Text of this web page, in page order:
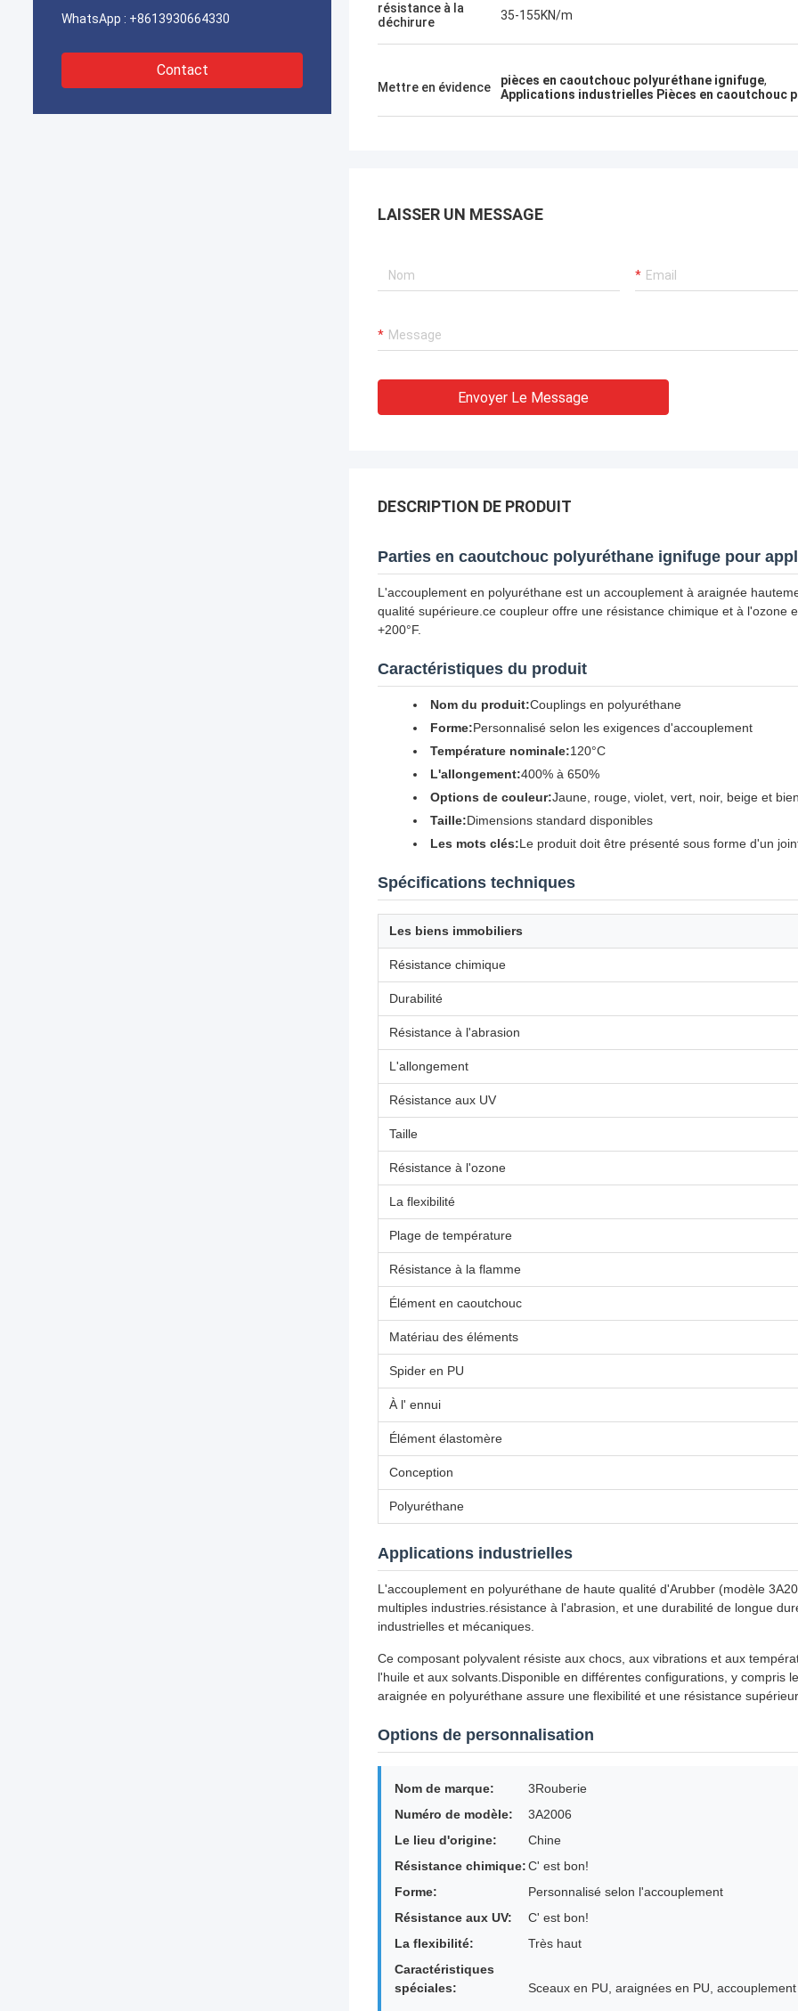
WhatsApp : +8613930664330
Contact
résistance à la
déchirure
35-155KN/m
Mettre en évidence pièces en caoutchouc polyuréthane ignifuge,
Applications industrielles Pièces en caoutchouc
LAISSER UN MESSAGE
Envoyer Le Message
DESCRIPTION DE PRODUIT
Parties en caoutchouc polyuréthane ignifuge pour
L'accouplement en polyuréthane est un accouplement à araignée
qualité supérieure.ce coupleur offre une résistance chimique et à l'ozone
+200°F.
Caractéristiques du produit
Nom du produit:Couplings en polyuréthane
Forme:Personnalisé selon les exigences d'accouplement
Température nominale:120°C
L'allongement:400% à 650%
Options de couleur:Jaune, rouge, violet, vert, noir, beige et
Taille:Dimensions standard disponibles
Les mots clés:Le produit doit être présenté sous forme d'un
Spécifications techniques
Les biens immobiliers
Résistance chimique
Durabilité
Résistance à l'abrasion
L'allongement
Résistance aux UV
Taille
Résistance à l'ozone
La flexibilité
Plage de température
Résistance à la flamme
Élément en caoutchouc
Matériau des éléments
Spider en PU
À l' ennui
Élément élastomère
Conception
Polyuréthane
Applications industrielles
L'accouplement en polyuréthane de haute qualité d'Arubber (modèle
multiples industries.résistance à l'abrasion, et une durabilité de longue
industrielles et mécaniques.
Ce composant polyvalent résiste aux chocs, aux vibrations et aux
l'huile et aux solvants.Disponible en différentes configurations, y compris
araignée en polyuréthane assure une flexibilité et une résistance
Options de personnalisation
Nom de marque:
3Rouberie
Numéro de modèle:
3A2006
Le lieu d'origine:
Chine
Résistance chimique:C' est bon!
Forme:
Personnalisé selon l'accouplement
Résistance aux UV:
C' est bon!
La flexibilité:
Très haut
Caractéristiques
spéciales:
Sceaux en PU, araignées en PU,